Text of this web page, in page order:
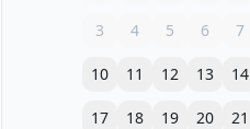
3 4 5 6 7
10 11 12 13 14
17 18 19 20 21